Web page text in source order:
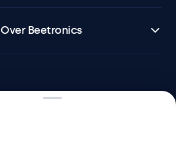
Over Beetronics